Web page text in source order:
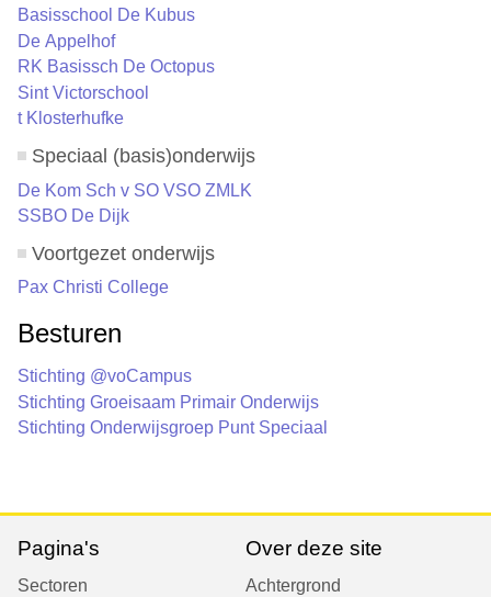
Basisschool De Kubus
De Appelhof
RK Basissch De Octopus
Sint Victorschool
t Klosterhufke
Speciaal (basis)onderwijs
De Kom Sch v SO VSO ZMLK
SSBO De Dijk
Voortgezet onderwijs
Pax Christi College
Besturen
Stichting @voCampus
Stichting Groeisaam Primair Onderwijs
Stichting Onderwijsgroep Punt Speciaal
Pagina's
Sectoren
Over deze site
Achtergrond